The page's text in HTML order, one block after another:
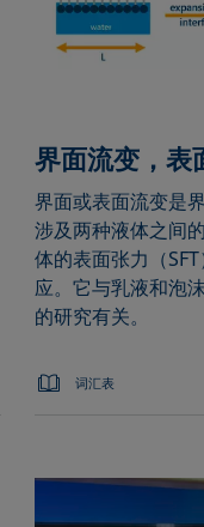
界面流变，表
界面或表面流变是
涉及两种液体之间
体的表面张力（
应。它与乳液和泡
的研究有关。
词汇表